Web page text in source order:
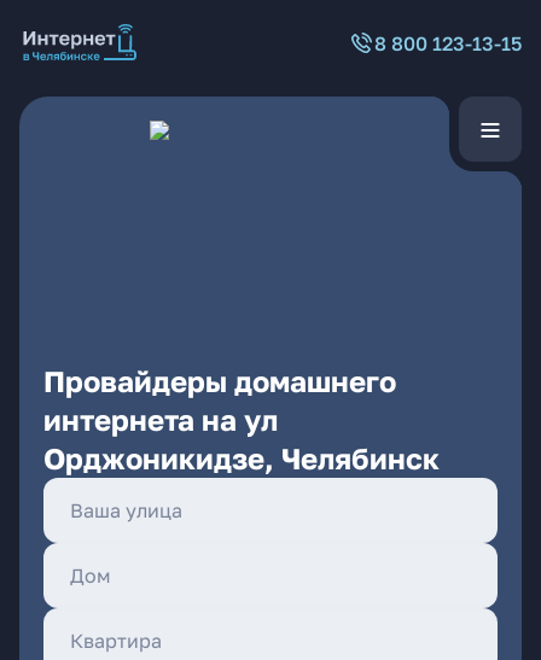
8 800 123-13-15
Провайдеры домашнего
интернета на ул
Орджоникидзе, Челябинск